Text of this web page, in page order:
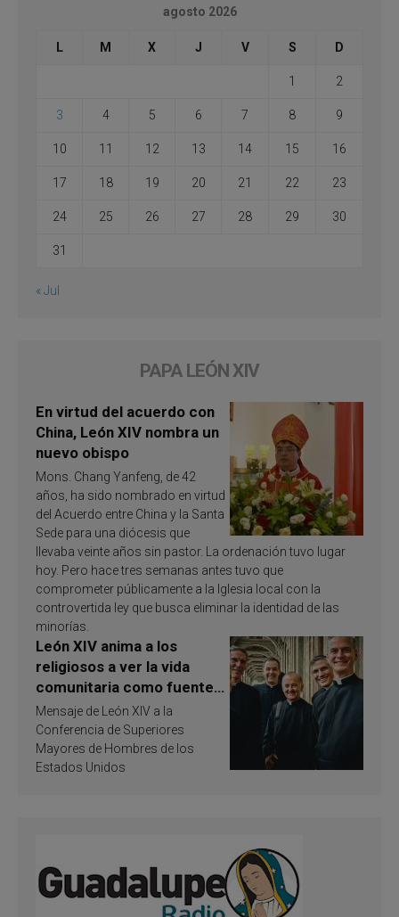
agosto 2026
L M X J V S D
1 2
3 4 5 6 7 8 9
10 11 12 13 14 15 16
17 18 19 20 21 22 23
24 25 26 27 28 29 30
31
« Jul
PAPA LEÓN XIV
En virtud del acuerdo con
China, León XIV nombra un
nuevo obispo
Mons. Chang Yanfeng, de 42
años, ha sido nombrado en virtud
del Acuerdo entre China y la Santa
Sede para una diócesis que
llevaba veinte años sin pastor. La ordenación tuvo lugar
hoy. Pero hace tres semanas antes tuvo que
comprometer públicamente a la Iglesia local con la
controvertida ley que busca eliminar la identidad de las
minorías.
León XIV anima a los
religiosos a ver la vida
comunitaria como fuente
de inspiración y
santificación
Mensaje de León XIV a la
Conferencia de Superiores
Mayores de Hombres de los
Estados Unidos